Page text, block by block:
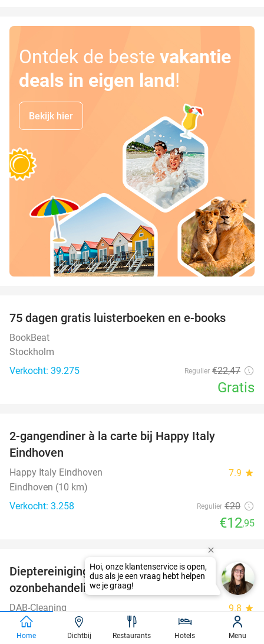
Ontdek de beste vakantie
deals in eigen land!
Bekijk hier
75 dagen gratis luisterboeken en e-books
BookBeat
Stockholm
Verkocht: 39.275
Regulier €22,47
Gratis
2-gangendiner à la carte bij Happy Italy
Eindhoven
Happy Italy Eindhoven 7.9 star
Eindhoven (10 km)
Verkocht: 3.258
Regulier €20
€12,95
43%
Dieptereiniging autobekleding en/of
ozonbehandeling auto
DAB-Cleaning 9.8 star
Bij jou thuis
Verkocht: 71
€95
Home Dichtbij Restaurants Hotels Menu